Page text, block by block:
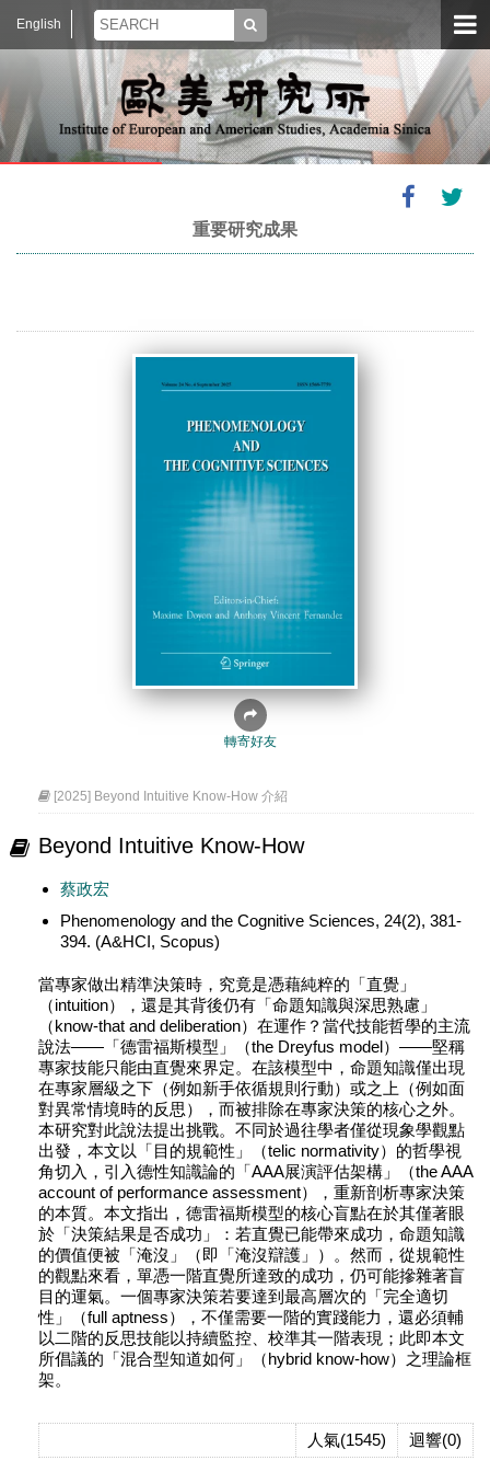
English
重要研究成果
轉寄好友
[2025] Beyond Intuitive Know-How 介紹
Beyond Intuitive Know-How
蔡政宏
Phenomenology and the Cognitive Sciences, 24(2), 381-
394. (A&HCI, Scopus)
當專家做出精準決策時，究竟是憑藉純粹的「直覺」
（intuition），還是其背後仍有「命題知識與深思熟慮」
（know-that and deliberation）在運作？當代技能哲學的主流
說法——「德雷福斯模型」（the Dreyfus model）——堅稱
專家技能只能由直覺來界定。在該模型中，命題知識僅出現
在專家層級之下（例如新手依循規則行動）或之上（例如面
對異常情境時的反思），而被排除在專家決策的核心之外。
本研究對此說法提出挑戰。不同於過往學者僅從現象學觀點
出發，本文以「目的規範性」（telic normativity）的哲學視
角切入，引入德性知識論的「AAA展演評估架構」（the AAA
account of performance assessment），重新剖析專家決策
的本質。本文指出，德雷福斯模型的核心盲點在於其僅著眼
於「決策結果是否成功」：若直覺已能帶來成功，命題知識
的價值便被「淹沒」（即「淹沒辯護」）。然而，從規範性
的觀點來看，單憑一階直覺所達致的成功，仍可能摻雜著盲
目的運氣。一個專家決策若要達到最高層次的「完全適切
性」（full aptness），不僅需要一階的實踐能力，還必須輔
以二階的反思技能以持續監控、校準其一階表現；此即本文
所倡議的「混合型知道如何」（hybrid know-how）之理論框
架。
迴響(0)
人氣(1545)